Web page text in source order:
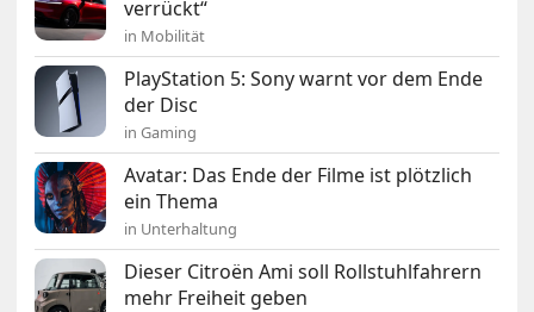
verrückt“
in Mobilität
PlayStation 5: Sony warnt vor dem Ende
der Disc
in Gaming
Avatar: Das Ende der Filme ist plötzlich
ein Thema
in Unterhaltung
Dieser Citroën Ami soll Rollstuhlfahrern
mehr Freiheit geben